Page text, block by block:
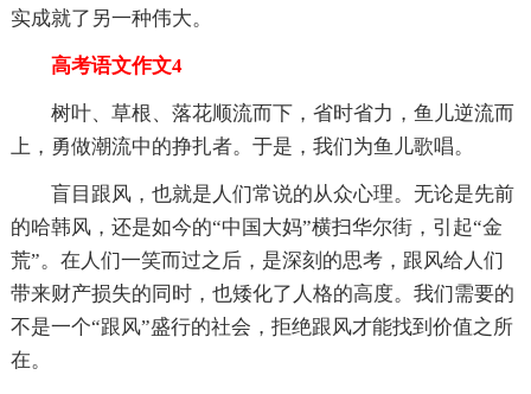
实成就了另一种伟大。
高考语文作文4
树叶、草根、落花顺流而下，省时省力，鱼儿逆流而
上，勇做潮流中的挣扎者。于是，我们为鱼儿歌唱。
盲目跟风，也就是人们常说的从众心理。无论是先前
的哈韩风，还是如今的“中国大妈”横扫华尔街，引起“金
荒”。在人们一笑而过之后，是深刻的思考，跟风给人们
带来财产损失的同时，也矮化了人格的高度。我们需要的
不是一个“跟风”盛行的社会，拒绝跟风才能找到价值之所
在。